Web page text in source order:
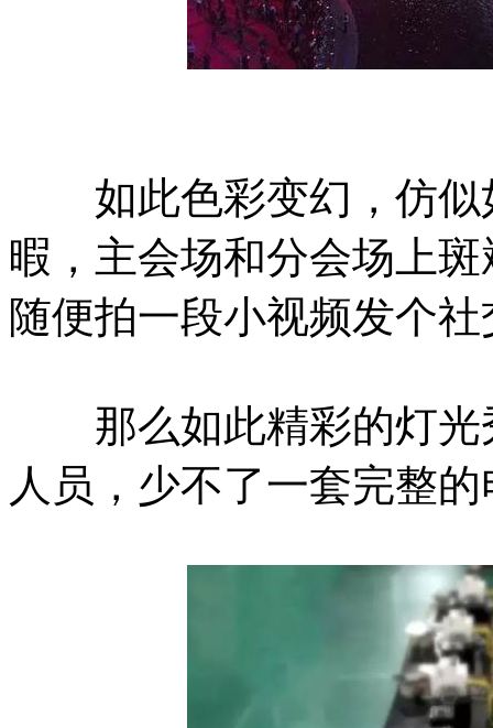
如此色彩变幻，仿似
暇，主会场和分会场上
随便拍一段小视频发个
那么如此精彩的灯光
人员，少不了一套完整